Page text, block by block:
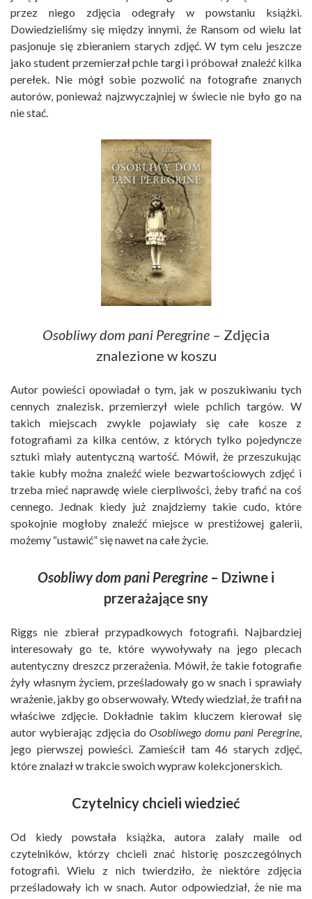
przez niego zdjęcia odegrały w powstaniu książki.
Dowiedzieliśmy się między innymi, że Ransom od wielu lat
pasjonuje się zbieraniem starych zdjęć. W tym celu jeszcze
jako student przemierzał pchle targi i próbował znaleźć kilka
perełek. Nie mógł sobie pozwolić na fotografie znanych
autorów, ponieważ najzwyczajniej w świecie nie było go na
nie stać.
Osobliwy dom pani Peregrine – Zdjęcia
znalezione w koszu
Autor powieści opowiadał o tym, jak w poszukiwaniu tych
cennych znalezisk, przemierzył wiele pchlich targów. W
takich miejscach zwykle pojawiały się całe kosze z
fotografiami za kilka centów, z których tylko pojedyncze
sztuki miały autentyczną wartość. Mówił, że przeszukując
takie kubły można znaleźć wiele bezwartościowych zdjęć i
trzeba mieć naprawdę wiele cierpliwości, żeby trafić na coś
cennego. Jednak kiedy już znajdziemy takie cudo, które
spokojnie mogłoby znaleźć miejsce w prestiżowej galerii,
możemy “ustawić” się nawet na całe życie.
Osobliwy dom pani Peregrine– Dziwne i
przerażające sny
Riggs nie zbierał przypadkowych fotografii. Najbardziej
interesowały go te, które wywoływały na jego plecach
autentyczny dreszcz przerażenia. Mówił, że takie fotografie
żyły własnym życiem, prześladowały go w snach i sprawiały
wrażenie, jakby go obserwowały. Wtedy wiedział, że trafił na
właściwe zdjęcie. Dokładnie takim kluczem kierował się
autor wybierając zdjęcia doOsobliwego domu pani Peregrine,
jego pierwszej powieści. Zamieścił tam 46 starych zdjęć,
które znalazł w trakcie swoich wypraw kolekcjonerskich.
Czytelnicy chcieli wiedzieć
Od kiedy powstała książka, autora zalały maile od
czytelników, którzy chcieli znać historię poszczególnych
fotografii. Wielu z nich twierdziło, że niektóre zdjęcia
prześladowały ich w snach. Autor odpowiedział, że nie ma